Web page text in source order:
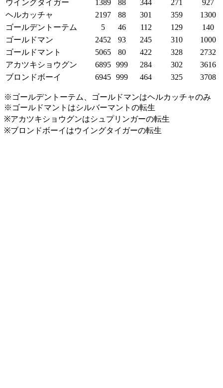
ウイングタイガー 1389 88 344 271
927
ヘルカッチャ
2197 88 301 359
1300
ゴールデントーテム
5 46 112 129
140
ゴールドマン
2452 93 245 310
1000
ゴールドマント
5065 80 422 328
2732
アカツキショウグン
6895 999 284 302
3616
ブロンドボーイ
6945 999 464 325 3708
※ゴールデントーテム、ゴールドマンはヘルカッチャのみ
※ゴールドマントはシルバーマントの転生
※アカツキショウグンはシュプリンガーの転生
※ブロンドボーイはウイングタイガーの転生